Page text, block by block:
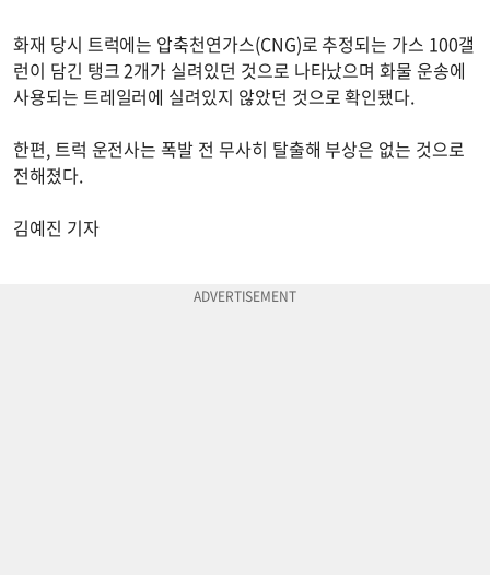
화재 당시 트럭에는 압축천연가스(CNG)로 추정되는 가스 100갤
런이 담긴 탱크 2개가 실려있던 것으로 나타났으며 화물 운송에
사용되는 트레일러에 실려있지 않았던 것으로 확인됐다.
한편, 트럭 운전사는 폭발 전 무사히 탈출해 부상은 없는 것으로
전해졌다.
김예진 기자